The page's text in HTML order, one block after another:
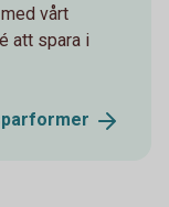
vårt
att spara i